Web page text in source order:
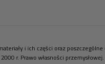
i ich części oraz
r. Prawo własności